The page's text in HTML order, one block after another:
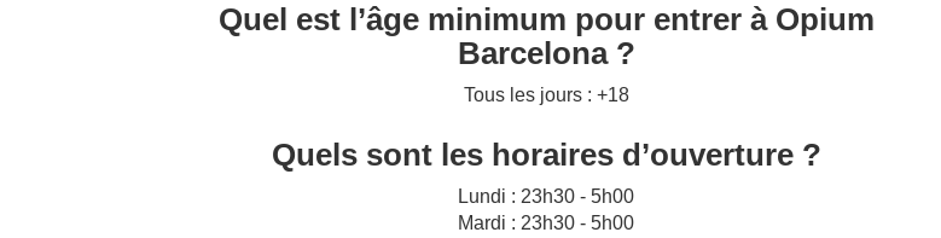
Quel est l’âge minimum pour entrer à Opium
Barcelona ?
Tous les jours : +18
Quels sont les horaires d’ouverture ?
Lundi : 23h30 - 5h00
Mardi : 23h30 - 5h00